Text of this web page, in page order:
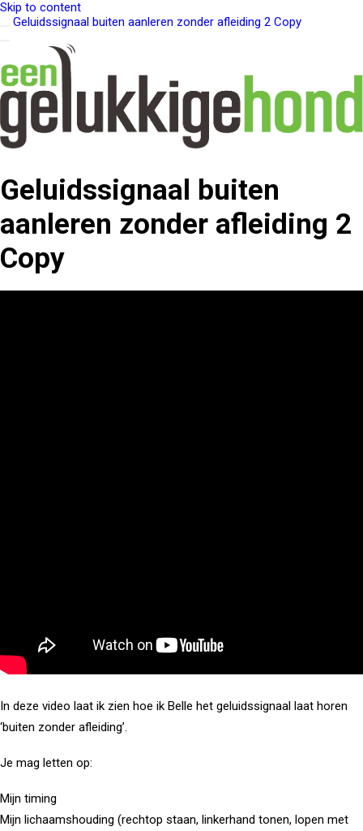
Skip to content
Geluidssignaal buiten aanleren zonder afleiding 2 Copy
Geluidssignaal buiten
aanleren zonder afleiding 2
Copy
In deze video laat ik zien hoe ik Belle het geluidssignaal laat horen
‘buiten zonder afleiding’.
Je mag letten op:
Mijn timing
Mijn lichaamshouding (rechtop staan, linkerhand tonen, lopen met